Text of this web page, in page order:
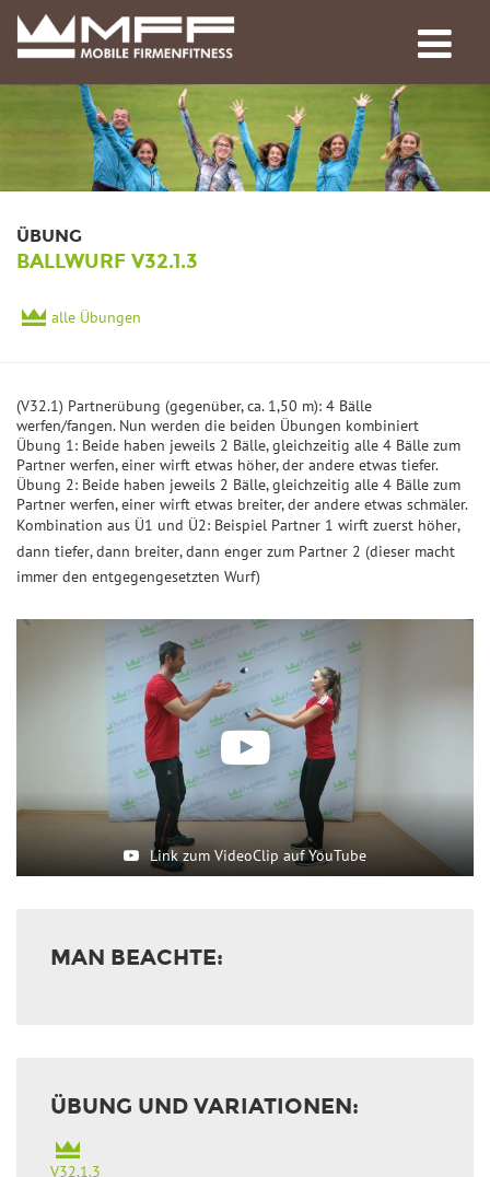
ÜBUNG
BALLWURF V32.1.3
alle Übungen
(V32.1) Partnerübung (gegenüber, ca. 1,50 m): 4 Bälle
werfen/fangen. Nun werden die beiden Übungen kombiniert
Übung 1: Beide haben jeweils 2 Bälle, gleichzeitig alle 4 Bälle zum
Partner werfen, einer wirft etwas höher, der andere etwas tiefer.
Übung 2: Beide haben jeweils 2 Bälle, gleichzeitig alle 4 Bälle zum
Partner werfen, einer wirft etwas breiter, der andere etwas schmäler.
Kombination aus Ü1 und Ü2: Beispiel Partner 1 wirft zuerst höher,
dann tiefer, dann breiter, dann enger zum Partner 2 (dieser macht
immer den entgegengesetzten Wurf)
Link zum VideoClip auf YouTube
MAN BEACHTE:
ÜBUNG UND VARIATIONEN:
V32.1.3